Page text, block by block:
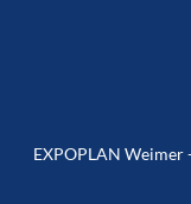
EXPOPLAN Weimer